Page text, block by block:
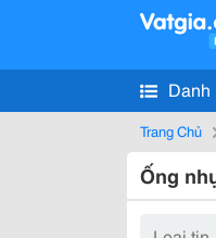
Danh
Trang Chủ
Ống